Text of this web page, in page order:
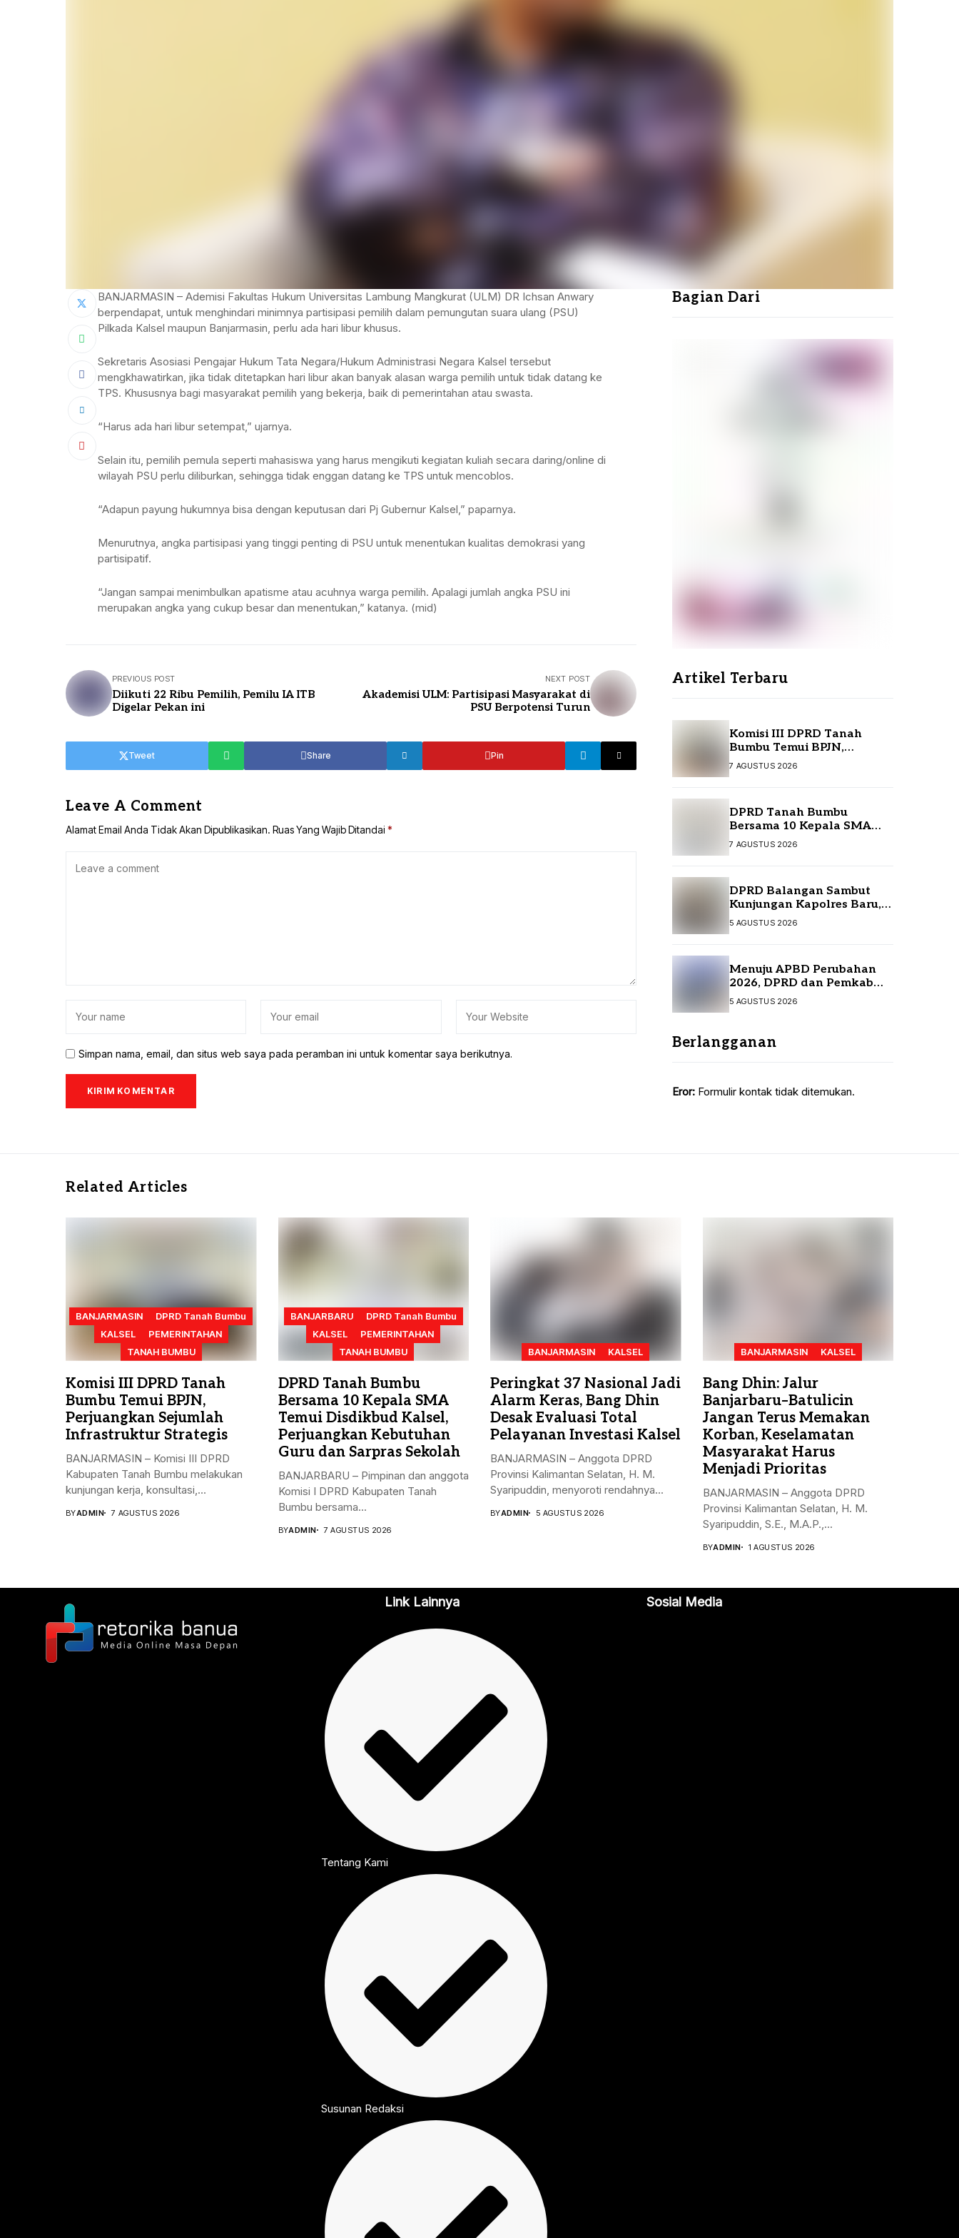
TANAH BUMBU
TABALONG
BANJARMASIN – Ademisi Fakultas Hukum Universitas Lambung Mangkurat (ULM) DR Ichsan Anwary
berpendapat, untuk menghindari minimnya partisipasi pemilih dalam pemungutan suara ulang (PSU)
Pilkada Kalsel maupun Banjarmasin, perlu ada hari libur khusus.
Sekretaris Asosiasi Pengajar Hukum Tata Negara/Hukum Administrasi Negara Kalsel tersebut
mengkhawatirkan, jika tidak ditetapkan hari libur akan banyak alasan warga pemilih untuk tidak datang ke
TPS. Khususnya bagi masyarakat pemilih yang bekerja, baik di pemerintahan atau swasta.
“Harus ada hari libur setempat,” ujarnya.
Selain itu, pemilih pemula seperti mahasiswa yang harus mengikuti kegiatan kuliah secara daring/online di
wilayah PSU perlu diliburkan, sehingga tidak enggan datang ke TPS untuk mencoblos.
“Adapun payung hukumnya bisa dengan keputusan dari Pj Gubernur Kalsel,” paparnya.
Menurutnya, angka partisipasi yang tinggi penting di PSU untuk menentukan kualitas demokrasi yang
partisipatif.
“Jangan sampai menimbulkan apatisme atau acuhnya warga pemilih. Apalagi jumlah angka PSU ini
merupakan angka yang cukup besar dan menentukan,” katanya. (mid)
PREVIOUS POST
Diikuti 22 Ribu Pemilih, Pemilu IA ITB
Digelar Pekan ini
NEXT POST
Akademisi ULM: Partisipasi Masyarakat di
PSU Berpotensi Turun
Share
Tweet Pin
Leave A Comment
Alamat Email Anda Tidak Akan Dipublikasikan. Ruas Yang Wajib Ditandai *
Simpan nama, email, dan situs web saya pada peramban ini untuk komentar saya berikutnya.
Bagian Dari
Artikel Terbaru
Komisi III DPRD Tanah
Bumbu Temui BPJN,
Perjuangkan Sejumlah
7 AGUSTUS 2026
DPRD Tanah Bumbu
Bersama 10 Kepala SMA
Temui Disdikbud Kalsel,
7 AGUSTUS 2026
DPRD Balangan Sambut
Kunjungan Kapolres Baru,
Perkuat Sinergi
5 AGUSTUS 2026
Menuju APBD Perubahan
2026, DPRD dan Pemkab
Tanah Bumbu Resmi
5 AGUSTUS 2026
Berlangganan
Eror: Formulir kontak tidak ditemukan.
Related Articles
BANJARMASIN
DPRD Tanah Bumbu
KALSEL
PEMERINTAHAN
TANAH BUMBU
Komisi III DPRD Tanah
Bumbu Temui BPJN,
Perjuangkan Sejumlah
Infrastruktur Strategis
BANJARMASIN – Komisi III DPRD
Kabupaten Tanah Bumbu melakukan
kunjungan kerja, konsultasi,...
BYADMIN 7 AGUSTUS 2026
BANJARBARU
DPRD Tanah Bumbu
KALSEL
PEMERINTAHAN
TANAH BUMBU
DPRD Tanah Bumbu
Bersama 10 Kepala SMA
Temui Disdikbud Kalsel,
Perjuangkan Kebutuhan
Guru dan Sarpras Sekolah
BANJARBARU – Pimpinan dan anggota
Komisi I DPRD Kabupaten Tanah
Bumbu bersama...
BYADMIN 7 AGUSTUS 2026
BANJARMASIN KALSEL
Peringkat 37 Nasional Jadi
Alarm Keras, Bang Dhin
Desak Evaluasi Total
Pelayanan Investasi Kalsel
BANJARMASIN – Anggota DPRD
Provinsi Kalimantan Selatan, H. M.
Syaripuddin, menyoroti rendahnya...
BYADMIN 5 AGUSTUS 2026
BANJARMASIN KALSEL
Bang Dhin: Jalur
Banjarbaru–Batulicin
Jangan Terus Memakan
Korban, Keselamatan
Masyarakat Harus
Menjadi Prioritas
BANJARMASIN – Anggota DPRD
Provinsi Kalimantan Selatan, H. M.
Syaripuddin, S.E., M.A.P.,...
BYADMIN 1 AGUSTUS 2026
Link Lainnya
Tentang Kami
Susunan Redaksi
Sosial Media